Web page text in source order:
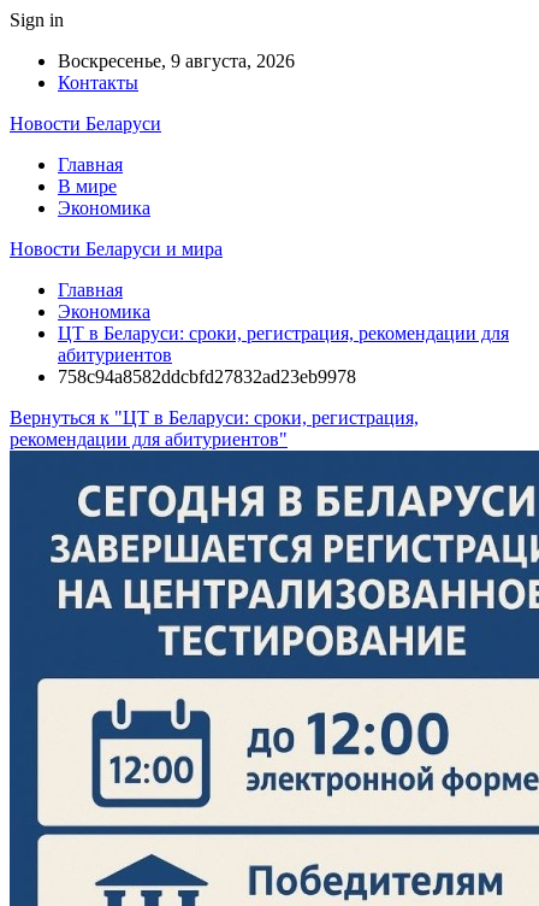
Sign in
Воскресенье, 9 августа, 2026
Контакты
Новости Беларуси
Главная
В мире
Экономика
Новости Беларуси и мира
Главная
Экономика
ЦТ в Беларуси: сроки, регистрация, рекомендации для
абитуриентов
758c94a8582ddcbfd27832ad23eb9978
Вернуться к "ЦТ в Беларуси: сроки, регистрация,
рекомендации для абитуриентов"